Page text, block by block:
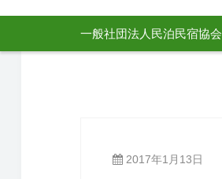
一般社団法人民泊民宿協会
2017年1月13日